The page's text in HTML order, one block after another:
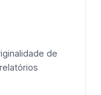
de